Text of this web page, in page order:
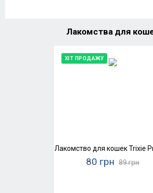
Лакомства для
ХІТ ПРОДАЖУ
Лакомство для кошек Trixie
80 грн 89 грн